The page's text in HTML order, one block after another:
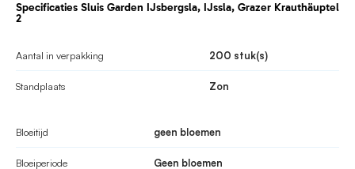
Specificaties Sluis Garden IJsbergsla, IJssla, Grazer Krauthäuptel
2
Aantal in verpakking 200 stuk(s)
Standplaats Zon
Bloeitijd geen bloemen
Bloeiperiode Geen bloemen